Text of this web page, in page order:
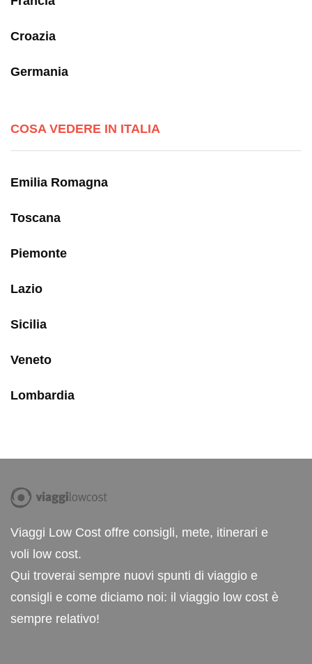
Croazia
Germania
COSA VEDERE IN ITALIA
Emilia Romagna
Toscana
Piemonte
Lazio
Sicilia
Veneto
Lombardia
Viaggi Low Cost offre consigli, mete, itinerari e
voli low cost.
Qui troverai sempre nuovi spunti di viaggio e
consigli e come diciamo noi: il viaggio low cost è
sempre relativo!